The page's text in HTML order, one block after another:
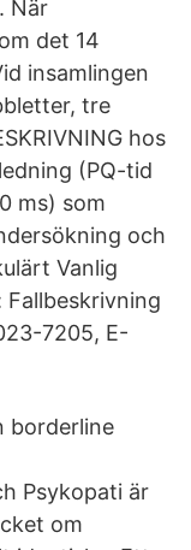
När
det 14
insamlingen
tre
hos
(PQ-tid
ms) som
och
Vanlig
7205, E-
borderline
Psykopati är
om